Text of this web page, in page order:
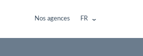
Nos agences FR